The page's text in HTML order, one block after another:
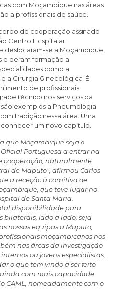
com Moçambique nas áreas
a profissionais de saúde.
de cooperação assinado
Centro Hospitalar
deslocaram-se a Moçambique,
e deram formação a
como a
a Cirurgia Ginecológica. É
de profissionais
técnico nos serviços da
exemplos a Pneumologia
tradição nessa área. Uma
um novo capítulo.
que Moçambique seja o
Portuguesa a entrar na
cooperação, naturalmente
de Maputo”, afirmou Carlos
a receção à comitiva de
que teve lugar no
de Santa Maria.
disponibilidade para
bilaterais, lado a lado, seja
nossas equipas a Maputo,
moçambicanos nos
nas áreas da investigação
ou jovens especialistas,
o que tem vindo a ser feito
com mais capacidade
CAML, nomeadamente com o